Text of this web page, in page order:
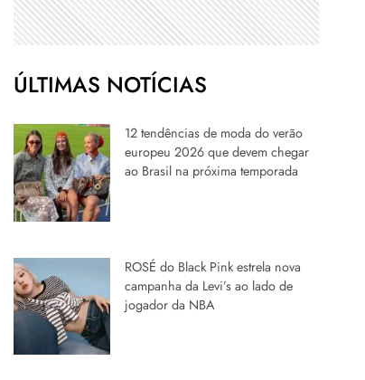
ÚLTIMAS NOTÍCIAS
12 tendências de moda do verão
europeu 2026 que devem chegar
ao Brasil na próxima temporada
ROSÉ do Black Pink estrela nova
campanha da Levi’s ao lado de
jogador da NBA